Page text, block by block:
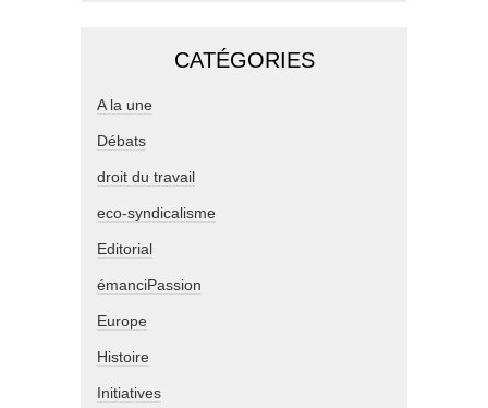
CATÉGORIES
A la une
Débats
droit du travail
eco-syndicalisme
Editorial
émanciPassion
Europe
Histoire
Initiatives